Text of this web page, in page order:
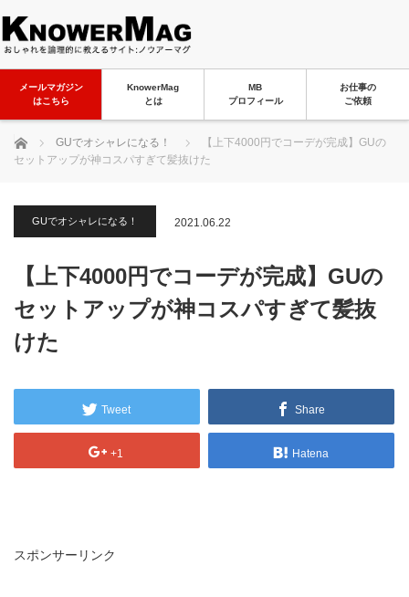
メールマガジン
はこちら
KnowerMag
とは
MB
プロフィール
お仕事の
ご依頼
ホーム GUでオシャレになる！
【上下4000円でコーデが完成】GUの
セットアップが神コスパすぎて髪抜けた
GUでオシャレになる！ 2021.06.22
【上下4000円でコーデが完成】GUの
セットアップが神コスパすぎて髪抜
けた
Tweet Share
+1 Hatena
スポンサーリンク